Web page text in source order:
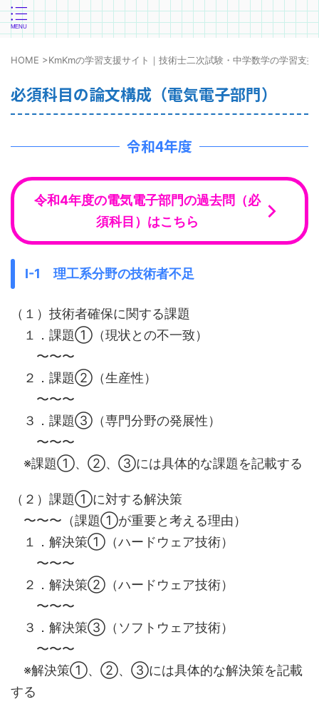
HOME >KmKmの学習支援サイト｜技術士二次試験・中学数学の学習支援
必須科目の論文構成（電気電子部門）
令和4年度
令和4年度の電気電子部門の過去問（必
須科目）はこちら
Ⅰ-1 理工系分野の技術者不足
（１）技術者確保に関する課題
１．課題①（現状との不一致）
〜〜〜
２．課題②（生産性）
〜〜〜
３．課題③（専門分野の発展性）
〜〜〜
※課題①、②、③には具体的な課題を記載する
（２）課題①に対する解決策
〜〜〜（課題①が重要と考える理由）
１．解決策①（ハードウェア技術）
〜〜〜
２．解決策②（ハードウェア技術）
〜〜〜
３．解決策③（ソフトウェア技術）
〜〜〜
※解決策①、②、③には具体的な解決策を記載
する